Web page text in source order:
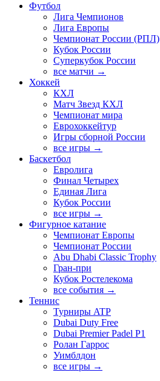
Футбол
Лига Чемпионов
Лига Европы
Чемпионат России (РПЛ)
Кубок России
Суперкубок России
все матчи →
Хоккей
КХЛ
Матч Звезд КХЛ
Чемпионат мира
Еврохоккейтур
Игры сборной России
все игры →
Баскетбол
Евролига
Финал Четырех
Единая Лига
Кубок России
все игры →
Фигурное катание
Чемпионат Европы
Чемпионат России
Abu Dhabi Classic Trophy
Гран-при
Кубок Ростелекома
все события →
Теннис
Турниры ATP
Dubai Duty Free
Dubai Premier Padel P1
Ролан Гаррос
Уимблдон
все игры →